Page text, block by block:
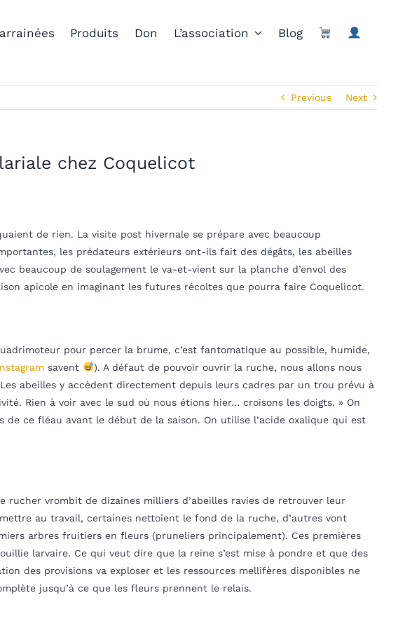
Produits Don L’association Blog
Previous Next
chez Coquelicot
de rien. La visite post hivernale se prépare avec beaucoup
les prédateurs extérieurs ont-ils fait des dégâts, les abeilles
beaucoup de soulagement le va-et-vient sur la planche d’envol des
apicole en imaginant les futures récoltes que pourra faire Coquelicot.
pour percer la brume, c’est fantomatique au possible, humide,
savent
). A défaut de pouvoir ouvrir la ruche, nous allons nous
abeilles y accèdent directement depuis leurs cadres par un trou prévu à
Rien à voir avec le sud où nous étions hier… croisons les doigts. » On
ce fléau avant le début de la saison. On utilise l’acide oxalique qui est
rucher vrombit de dizaines milliers d’abeilles ravies de retrouver leur
au travail, certaines nettoient le fond de la ruche, d’autres vont
arbres fruitiers en fleurs (pruneliers principalement). Ces premières
larvaire. Ce qui veut dire que la reine s’est mise à pondre et que des
des provisions va exploser et les ressources mellifères disponibles ne
jusqu’à ce que les fleurs prennent le relais.